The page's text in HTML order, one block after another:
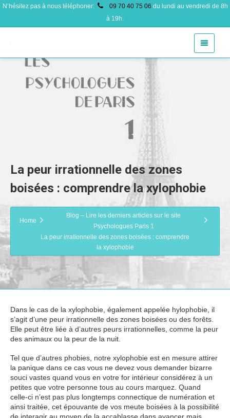
N’hésitez pas à nous téléphoner: 09 70 40 75 06 du lundi au vendredi de 8h
à 19h.
La peur irrationnelle des zones
boisées : comprendre la xylophobie
Home
Blog – Lire les derniers articles sur le site
Psychologues Paris 1
La peur irrationnelle des zones boisées : comprendre
la xylophobie
Dans le cas de la xylophobie, également appelée hylophobie, il
s’agit d’une peur irrationnelle des zones boisées ou des forêts.
Elle peut être liée à d’autres peurs irrationnelles, comme la peur
des animaux ou la peur de la nuit.
Tel que d’autres phobies, notre xylophobie est en mesure attirer
la panique dans ce cas vous ne devez vous demander bizarre
souci vastes quand vous en votre for intérieur considérez à un
petites que votre personne tous au cours marquez. Quand
celle-ci n’est pas plus longtemps connectique de numération et
ainsi traitée, cet épouvante de vos meute boisées à la possibilité